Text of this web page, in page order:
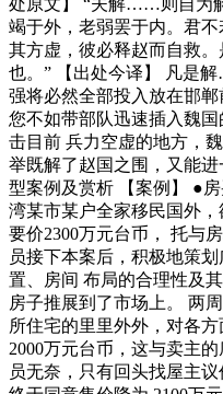
竭于外，老弱罢于内。君
其方虚，彼必释赵而自救
也。” 【出处今译】 凡是
强将必然全部投入放在邯郸
您不如带部队迅速插入魏
击目前 兵力空虚的地方，
举既解了赵国之围，又能
型案例及赏析 【案例】 ●
湾某市某户全家移民国外
要价2300万元台币， 托与
员接下本案后，积极地策
置、房间 布局的合理性及
房子推展到了市场上。 两
所住宅的里里外外，对各
2000万元台币，这与卖主
员无奈，只有回头找屋主